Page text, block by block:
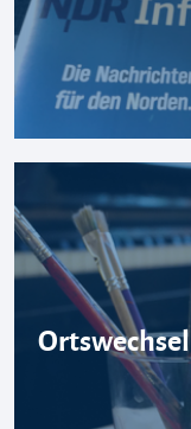
Ortswechsel